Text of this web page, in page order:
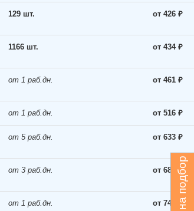
129 шт. от 426 ₽
1166 шт. от 434 ₽
от 1 раб.дн. от 461 ₽
от 1 раб.дн. от 516 ₽
от 5 раб.дн. от 633 ₽
от 3 раб.дн. от 685 ₽
от 1 раб.дн. от 741 ₽